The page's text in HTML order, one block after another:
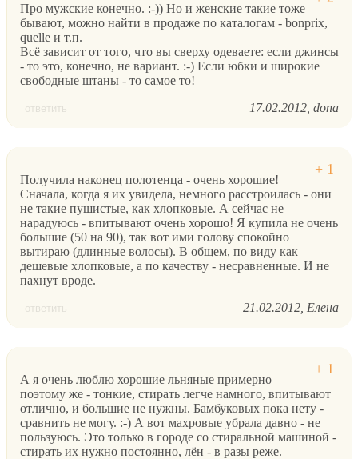
Про мужские конечно. :-)) Но и женские такие тоже
бывают, можно найти в продаже по каталогам - bonprix,
quelle и т.п.
Всё зависит от того, что вы сверху одеваете: если джинсы
- то это, конечно, не вариант. :-) Если юбки и широкие
свободные штаны - то самое то!
ответить 17.02.2012 dona
Получила наконец полотенца - очень хорошие!
Сначала, когда я их увидела, немного расстроилась - они
не такие пушистые, как хлопковые. А сейчас не
нарадуюсь - впитывают очень хорошо! Я купила не очень
большие (50 на 90), так вот ими голову спокойно
вытираю (длинные волосы). В общем, по виду как
дешевые хлопковые, а по качеству - несравненные. И не
пахнут вроде.
ответить 21.02.2012 Елена
А я очень люблю хорошие льняные примерно
поэтому же - тонкие, стирать легче намного, впитывают
отлично, и большие не нужны. Бамбуковых пока нету -
сравнить не могу. :-) А вот махровые убрала давно - не
пользуюсь. Это только в городе со стиральной машиной -
стирать их нужно постоянно, лён - в разы реже.